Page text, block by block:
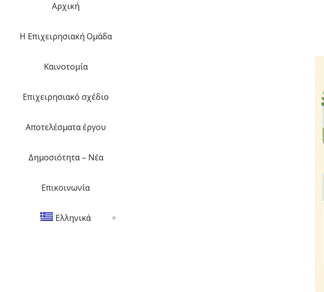
Αρχική
H Eπιχειρησιακή Ομάδα
Kαινοτομία
Επιχειρησιακό σχέδιο
Αποτελέσματα έργου
Δημοσιότητα – Νέα
Επικοινωνία
Ελληνικά